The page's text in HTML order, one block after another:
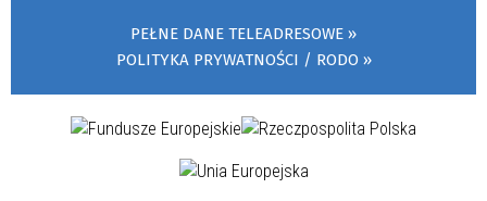
PEŁNE DANE TELEADRESOWE
POLITYKA PRYWATNOŚCI / RODO